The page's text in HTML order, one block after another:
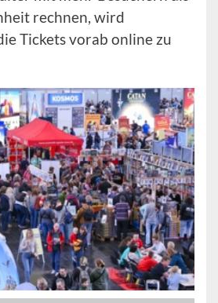
rechnen, wird
Tickets vorab online zu